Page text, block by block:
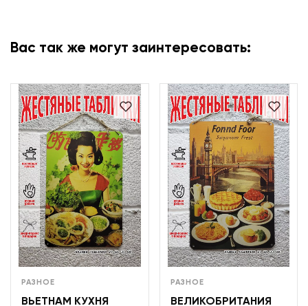
Вас так же могут заинтересовать:
РАЗНОЕ
ВЬЕТНАМ КУХНЯ
РАЗНОЕ
ВЕЛИКОБРИТАНИЯ